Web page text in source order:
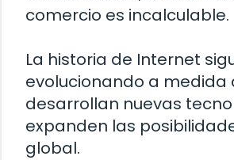
comercio es incalculable.
La historia de Internet
evolucionando a medida
desarrollan nuevas
expanden las
global.